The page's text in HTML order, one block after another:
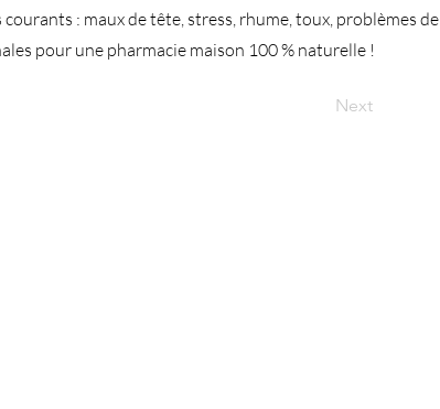
: maux de tête, stress, rhume, toux, problèmes de
pour une pharmacie maison 100 % naturelle !
Next